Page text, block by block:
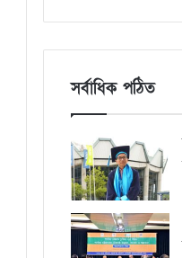
সর্বাধিক পঠিত